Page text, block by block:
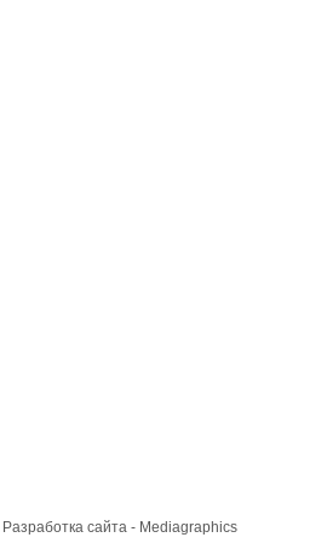
Разработка сайта - Mediagraphics